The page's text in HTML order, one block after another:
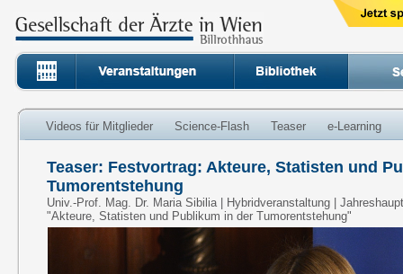
Videos für Mitglieder Science-Flash Teaser e-Learning
Teaser: Festvortrag: Akteure, Statisten und
Tumorentstehung
Univ.-Prof. Mag. Dr. Maria Sibilia | Hybridveranstaltung |
"Akteure, Statisten und Publikum in der Tumorentstehung"